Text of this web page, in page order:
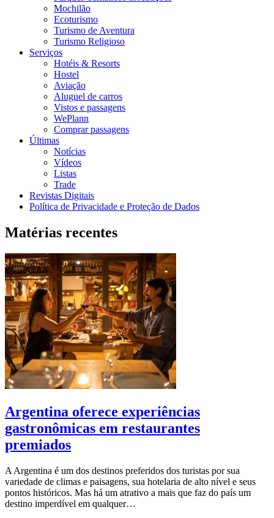
Mochilão
Ecoturismo
Turismo de Aventura
Turismo Religioso
Serviços
Hotéis & Resorts
Hostel
Aviação
Aluguel de carros
Vistos e passagens
WePlann
Comprar passagens
Últimas
Notícias
Vídeos
Listas
Trade
Revistas Digitais
Política de Privacidade e Proteção de Dados
Matérias recentes
Argentina oferece experiências
gastronômicas em restaurantes
premiados
A Argentina é um dos destinos preferidos dos turistas por sua
variedade de climas e paisagens, sua hotelaria de alto nível e seus
pontos históricos. Mas há um atrativo a mais que faz do país um
destino imperdível em qualquer…